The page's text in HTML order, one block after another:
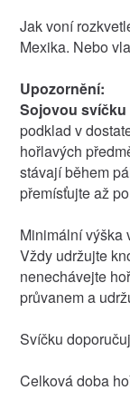
Jak voní
Mexika. Nebo
Upozornění:
Sojovou svíčku
podklad v
hořlavých
stávají během
přemísťujte až
Minimální výška
Vždy udržujte
nenechávejte
průvanem a
Svíčku
Celková doba